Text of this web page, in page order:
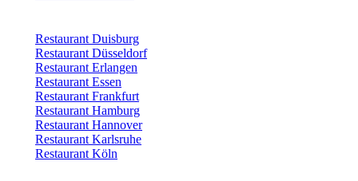
Restaurant Duisburg
Restaurant Düsseldorf
Restaurant Erlangen
Restaurant Essen
Restaurant Frankfurt
Restaurant Hamburg
Restaurant Hannover
Restaurant Karlsruhe
Restaurant Köln